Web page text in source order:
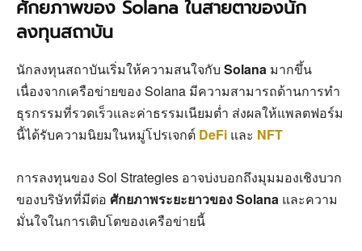
ศักยภาพของ Solana ในสายตาของนัก
ลงทุนสถาบัน
นักลงทุนสถาบันเริ่มให้ความสนใจกับ Solana มากขึ้น
เนื่องจากเครือข่ายของ Solana มีความสามารถด้านการทำ
ธุรกรรมที่รวดเร็วและค่าธรรมเนียมต่ำ ส่งผลให้แพลตฟอร์ม
นี้ได้รับความนิยมในหมู่โปรเจกต์ DeFi และ NFT
การลงทุนของ Sol Strategies อาจบ่งบอกถึงมุมมองเชิงบวก
ของบริษัทที่มีต่อ ศักยภาพระยะยาวของ Solana และความ
มั่นใจในการเติบโตของเครือข่ายนี้